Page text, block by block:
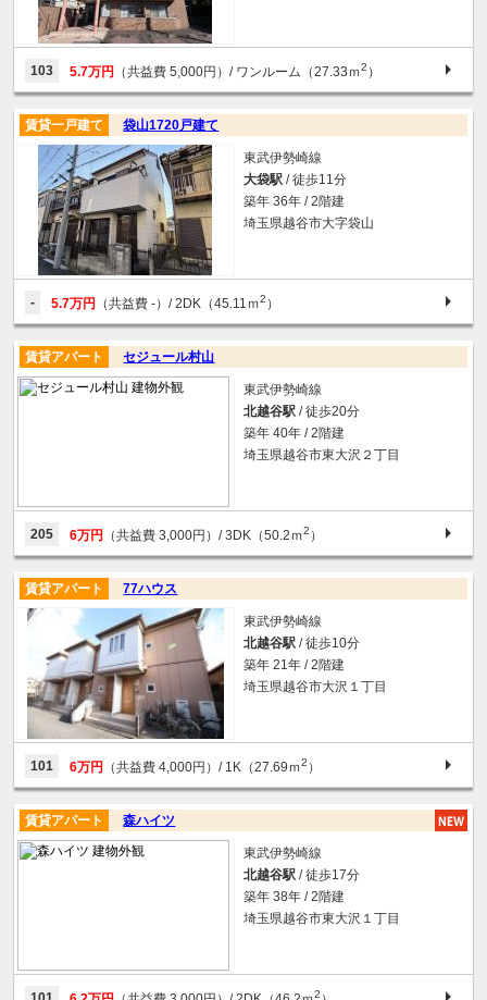
103 5.7万円 （共益費 5,000円）/ ワンルーム（27.33ｍ2 ）
袋山1720戸建て
賃貸一戸建て
東武伊勢崎線
大袋駅 / 徒歩11分
築年 36年 / 2階建
埼玉県越谷市大字袋山
- 5.7万円 （共益費 -）/ 2DK（45.11ｍ2 ）
セジュール村山
賃貸アパート
東武伊勢崎線
北越谷駅 / 徒歩20分
築年 40年 / 2階建
埼玉県越谷市東大沢２丁目
205 6万円 （共益費 3,000円）/ 3DK（50.2ｍ2 ）
77ハウス
賃貸アパート
東武伊勢崎線
北越谷駅 / 徒歩10分
築年 21年 / 2階建
埼玉県越谷市大沢１丁目
101 6万円 （共益費 4,000円）/ 1K（27.69ｍ2 ）
森ハイツ
賃貸アパート
東武伊勢崎線
北越谷駅 / 徒歩17分
築年 38年 / 2階建
埼玉県越谷市東大沢１丁目
2